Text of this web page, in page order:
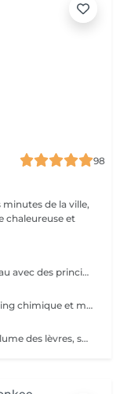
98
minutes de la ville,
chaleureuse et
Technique de micro-perforations de la peau avec des principes actifs ciblés pour revitaliser, rajeunir la peau. Efficace contre les cicatrices d'acné, taches, rides. Le traitement n'est pas douloureux mais peut être inconfortable; il peut y avoir des rougeurs en fin de traitement qui vont s'estomper au fil des heures. Après traitement ni piscine, sauna, soleil. Ce soin peut être combiné à un peeling (voir notre prestation combinée)
Dans ce traitement nous combinons peeling chimique et microneedling Le peeling va permettre une rénovation de la peau et le micropeeling va faire pénétrer des principes actifs ciblés selon la problématique. Un vrai coup de fouet pour rajeunir la peau. Le microneedling n'est pas douloureux mais peut être inconfortable;: il peut y avoir des rougeurs en fin de traitement qui vont s'estomper au fil des heures. Après traitement ni piscine, sauna, soleil le jour même. Nous recommandons ce soin en cure, séances espacées de 15 jours.
Ce soin augmente progressivement le volume des lèvres, soigne en profondeur leur manque de nutrition et d'hydratation, pour des lèvres repulpées et lisses Ce soin permet de rehausser naturellement vos lèvres. Pour une durée dans le temps, nous conseillons 5 séances 1xsemaine. Une seule séance peut être indiquée lors d'un évènement car le RESULTAT EST EPHEMERE. Etant donné que c'est une prestation micro-needling, elle est très efficace sur les cicatrices.